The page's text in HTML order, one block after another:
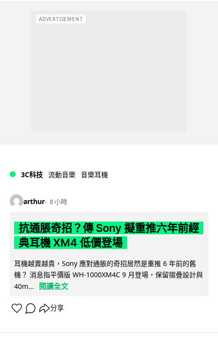
ADVERTISEMENT
3C科技 流動音樂 音樂耳機
arthur 8 小時
抗通脹奇招？傳 Sony 擬重推六年前經
典耳機 XM4 低價登場
耳機越賣越貴，Sony 應對通脹的奇招居然是重推 6 年前的舊
機？ 消息指平價版 WH-1000XM4C 9 月登場，保留摺疊設計與
40m...
閱讀全文
分享